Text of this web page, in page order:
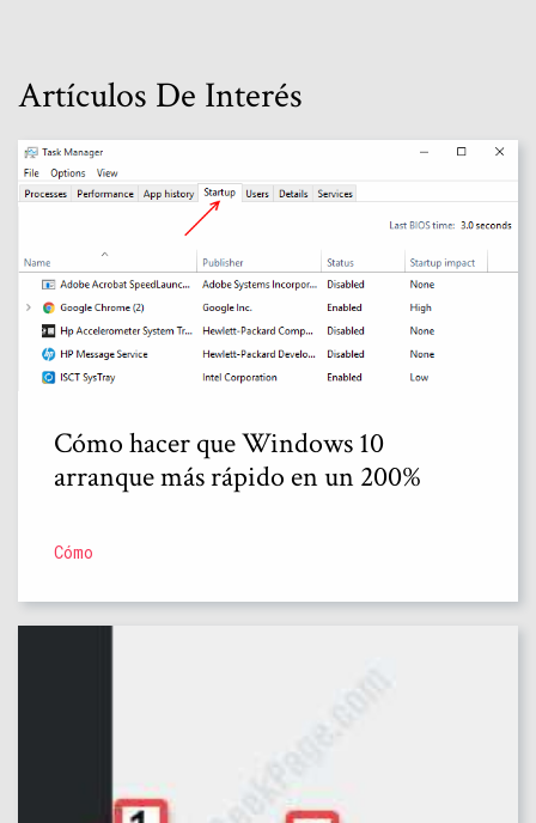
Artículos De Interés
Cómo hacer que Windows 10
arranque más rápido en un 200%
Cómo